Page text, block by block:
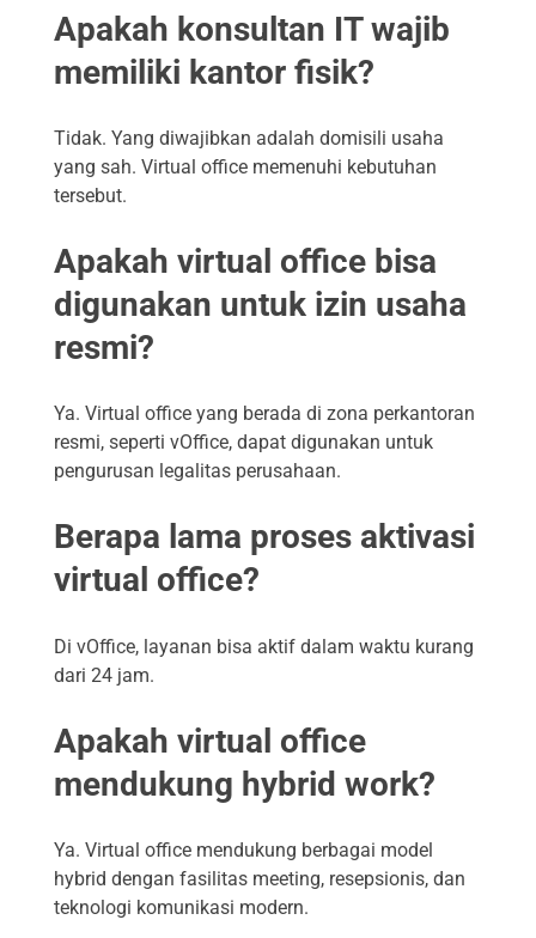
Apakah konsultan IT wajib
memiliki kantor fisik?
Tidak. Yang diwajibkan adalah domisili usaha
yang sah. Virtual office memenuhi kebutuhan
tersebut.
Apakah virtual office bisa
digunakan untuk izin usaha
resmi?
Ya. Virtual office yang berada di zona perkantoran
resmi, seperti vOffice, dapat digunakan untuk
pengurusan legalitas perusahaan.
Berapa lama proses aktivasi
virtual office?
Di vOffice, layanan bisa aktif dalam waktu kurang
dari 24 jam.
Apakah virtual office
mendukung hybrid work?
Ya. Virtual office mendukung berbagai model
hybrid dengan fasilitas meeting, resepsionis, dan
teknologi komunikasi modern.